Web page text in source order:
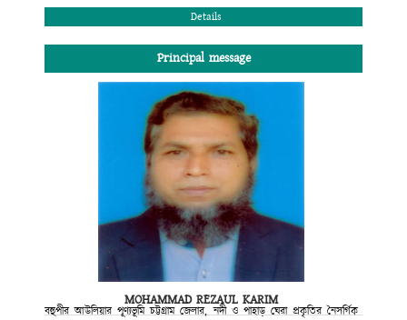
পরিবেশ এখানে রচিত হয়েছে বহু মানুষের ত্যাগে, শ্রমে ও মেধায়। বোর্ড ও
প্রমাণ আমরা প্রতিনিয়ত পাচ্ছি। তাই দেশ ও দশের কল্যাণব্রতে স্নিগ্ধ মানব সন্তান
আমাদের আজ একান্তভাবে কাম্য। তারাই গড়বে আমাদের কাঙ্খিত সোনার বাংলাদেশ।
শিক্ষা আজ পণ্যে রূপান্তরিত হয়েছে। অনেক প্রতিষ্ঠান ডিগ্রি বিক্রি করে মুনাফা লুটে
চলেছে। মুক্তবাজার অর্থনীতি ও বিশ্বায়নের যুগে শিক্ষা প্রতিষ্ঠানের আদর্শে অনড় থেকে
নানা প্রতিযোগিতার মধ্য দিয়ে আমরা নিজের ভিত মজবুত রাখবো; এ অঙ্গীকারে আমরা
অবিচল। ডিগ্রি লাভের সুযোগ করে দেয়া নয় শুধু, শিক্ষার্থীদের শারীরিক ও মানসিক
স্বাস্থ্য পরিচর্যার এক উৎকৃষ্ট কেন্দ্র রাজানগর রানীরহাট ডিগ্রি কলেজ সব সময় নতুন
সূর্যের দিকে অগ্রসরমাণ থাকবে এই আমার বিশ্বাস।
কে. আর. এম পেয়ারউদ্দিন মাহমুদ চৌধুরী
কলেজ গভনিং বডি
রাজানগর রানিরহাট ডিগ্রি কলেজ
রাঙ্গুনিয়া, চট্টগ্রাম।
Details
Principal message
MOHAMMAD REZAUL KARIM
বহুপীর আউলিয়ার পূণ্যভূমি চট্টগ্রাম জেলার, নদী ও পাহাড় ঘেরা প্রকৃতির নৈসর্গিক